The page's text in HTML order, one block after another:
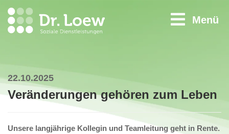
Menü
22.10.2025
Veränderungen gehören zum Leben
Unsere langjährige Kollegin und Teamleitung geht in Rente.